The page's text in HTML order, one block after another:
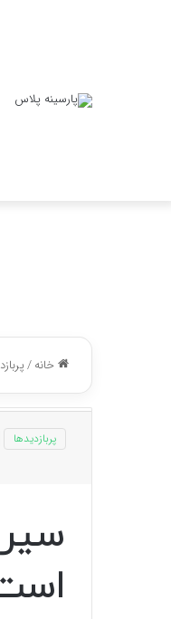
خانه/
پربازدیدها